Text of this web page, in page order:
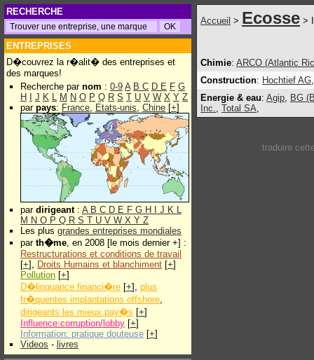
RECHERCHE
ENTREPRISES
D�couvrez la r�alit� des entreprises et
des marques!
Recherche par nom : 0-9 A B C D E F G
H
J K L M N O P Q R S T U V W X Y Z
par pays: France, Etats-unis, Chine [+]
par dirigeant: A B C D E F G H J K L
M N O P Q R S T U V W X Y Z
Les plus grandes entreprises mondiales
par th�me, en 2008 [le mois dernier +] :
Restructurations et conditions de travail
[+], Droits Humains et blanchiment [+]
Pollution [+]
D�linquance financi�re [+], plus
fr�quentes implantations offshore,
dirigeants les mieux pay�s [+]
Influence:corruption/lobby [+]
Information: pratique douteuse [+]
Videos - livres
Accueil > Ecosse >
Chimie: ARCO (Atlantic
Construction: Hochtief AG,
Energie & eau: Agip, BG
Inc., Total SA,
traduire